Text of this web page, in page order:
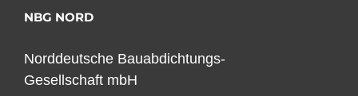
NBG NORD
Norddeutsche Bauabdichtungs-
Gesellschaft mbH